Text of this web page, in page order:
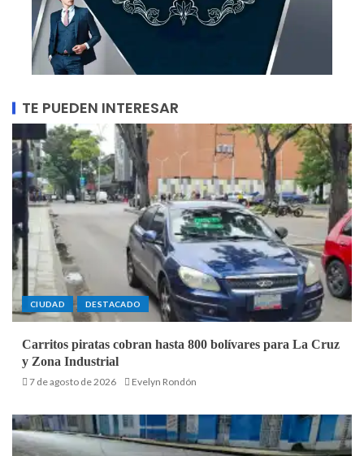
TE PUEDEN INTERESAR
CIUDAD DESTACADO
Carritos piratas cobran hasta 800 bolívares para La Cruz
y Zona Industrial
7 de agosto de 2026 Evelyn Rondón